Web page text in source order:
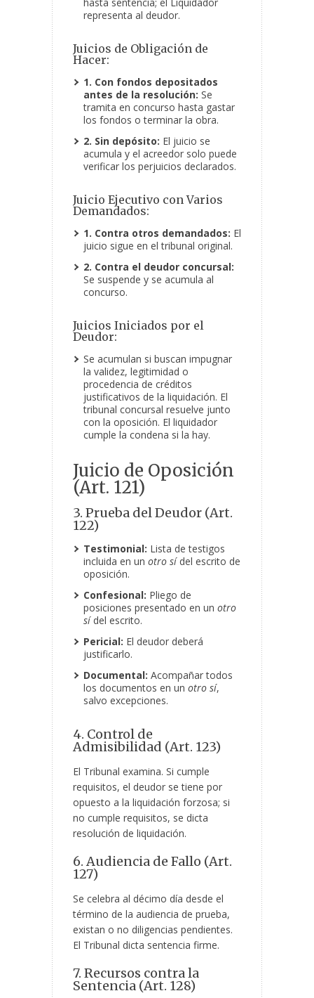
hasta sentencia; el Liquidador
representa al deudor.
Juicios de Obligación de
Hacer:
1. Con fondos depositados
antes de la resolución: Se
tramita en concurso hasta gastar
los fondos o terminar la obra.
2. Sin depósito: El juicio se
acumula y el acreedor solo puede
verificar los perjuicios declarados.
Juicio Ejecutivo con Varios
Demandados:
1. Contra otros demandados: El
juicio sigue en el tribunal original.
2. Contra el deudor concursal:
Se suspende y se acumula al
concurso.
Juicios Iniciados por el
Deudor:
Se acumulan si buscan impugnar
la validez, legitimidad o
procedencia de créditos
justificativos de la liquidación. El
tribunal concursal resuelve junto
con la oposición. El liquidador
cumple la condena si la hay.
Juicio de Oposición
(Art. 121)
3. Prueba del Deudor (Art.
122)
Testimonial: Lista de testigos
incluida en un otro sídel escrito de
oposición.
Confesional: Pliego de
posiciones presentado en un otro
sídel escrito.
Pericial: El deudor deberá
justificarlo.
Documental: Acompañar todos
los documentos en un otro sí,
salvo excepciones.
4. Control de
Admisibilidad (Art. 123)
El Tribunal examina. Si cumple
requisitos, el deudor se tiene por
opuesto a la liquidación forzosa; si
no cumple requisitos, se dicta
resolución de liquidación.
6. Audiencia de Fallo (Art.
127)
Se celebra al décimo día desde el
término de la audiencia de prueba,
existan o no diligencias pendientes.
El Tribunal dicta sentencia firme.
7. Recursos contra la
Sentencia (Art. 128)